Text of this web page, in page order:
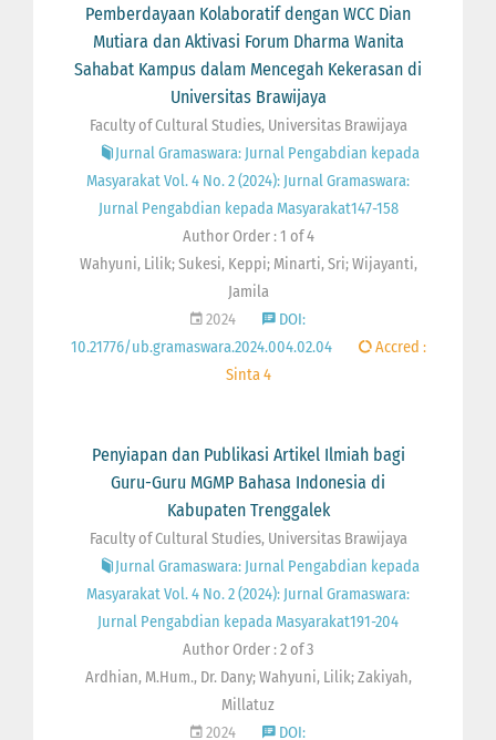
Pemberdayaan Kolaboratif dengan WCC Dian
Mutiara dan Aktivasi Forum Dharma Wanita
Sahabat Kampus dalam Mencegah Kekerasan di
Universitas Brawijaya
Faculty of Cultural Studies, Universitas Brawijaya
Jurnal Gramaswara: Jurnal Pengabdian kepada
Masyarakat Vol. 4 No. 2 (2024): Jurnal Gramaswara:
Jurnal Pengabdian kepada Masyarakat147-158
Author Order : 1 of 4
Wahyuni, Lilik; Sukesi, Keppi; Minarti, Sri; Wijayanti,
Jamila
2024
DOI:
10.21776/ub.gramaswara.2024.004.02.04
Accred :
Sinta 4
Penyiapan dan Publikasi Artikel Ilmiah bagi
Guru-Guru MGMP Bahasa Indonesia di
Kabupaten Trenggalek
Faculty of Cultural Studies, Universitas Brawijaya
Jurnal Gramaswara: Jurnal Pengabdian kepada
Masyarakat Vol. 4 No. 2 (2024): Jurnal Gramaswara:
Jurnal Pengabdian kepada Masyarakat191-204
Author Order : 2 of 3
Ardhian, M.Hum., Dr. Dany; Wahyuni, Lilik; Zakiyah,
Millatuz
2024
DOI: